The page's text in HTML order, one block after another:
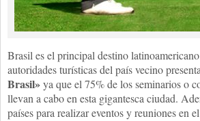
Brasil es el principal destino
autoridades turísticas del país vecino
Brasil»ya que el 75% de los seminarios o
llevan a cabo en esta gigantesca ciudad.
países para realizar eventos y reuniones en